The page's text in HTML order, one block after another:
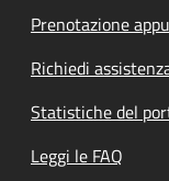
Prenotazione
Richiedi
Statistiche del
Leggi le FAQ